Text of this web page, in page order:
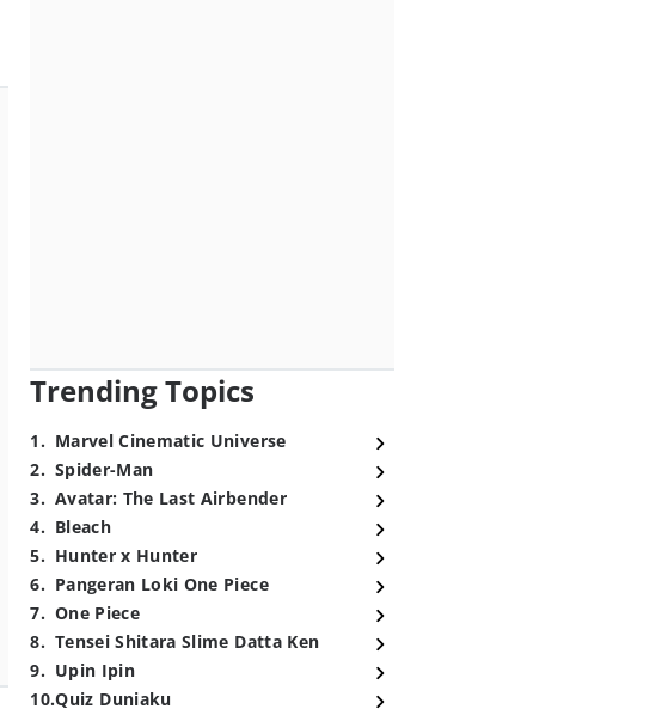
Trending Topics
1. Marvel Cinematic Universe
2. Spider-Man
3. Avatar: The Last Airbender
4. Bleach
5. Hunter x Hunter
6. Pangeran Loki One Piece
7. One Piece
8. Tensei Shitara Slime Datta Ken
9. Upin Ipin
10.Quiz Duniaku